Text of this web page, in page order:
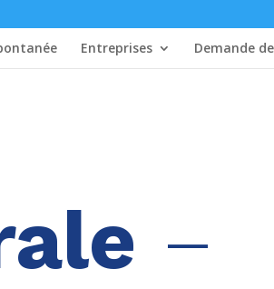
Entreprises Demande
–